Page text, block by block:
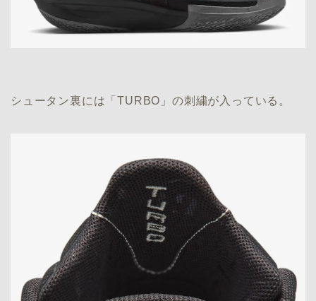
シュータン裏には「TURBO」の刺繍が入っている。